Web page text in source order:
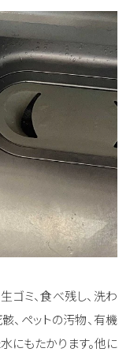
ゴミ、食べ残し、洗わ
、ペットの汚物、有機
にもたかります。他に